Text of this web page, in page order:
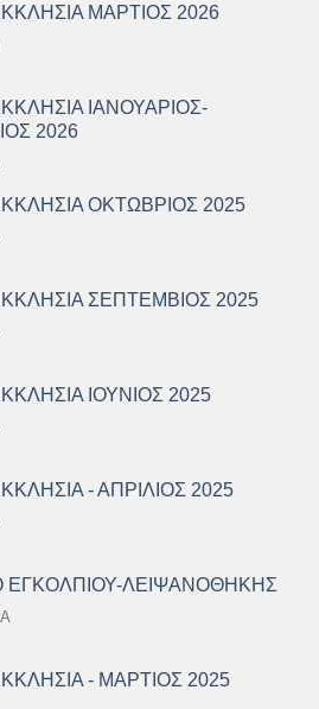
ΜΑΡΤΙΟΣ 2026
ΙΑΝΟΥΑΡΙΟΣ-
2026
ΟΚΤΩΒΡΙΟΣ 2025
ΣΕΠΤΕΜΒΙΟΣ 2025
ΙΟΥΝΙΟΣ 2025
- ΑΠΡΙΛΙΟΣ 2025
ΕΓΚΟΛΠΙΟΥ-ΛΕΙΨΑΝΟΘΗΚΗΣ
- ΜΑΡΤΙΟΣ 2025